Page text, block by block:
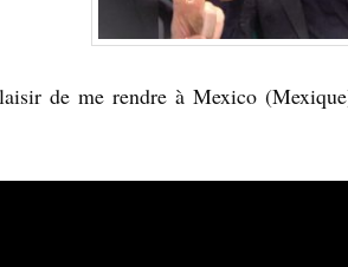
de me rendre à Mexico